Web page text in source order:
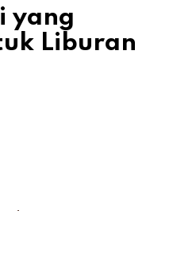
yang
Liburan